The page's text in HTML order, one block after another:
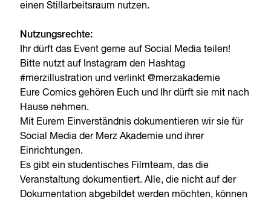
einen Stillarbeitsraum nutzen.
Nutzungsrechte:
Ihr dürft das Event gerne auf Social Media teilen!
Bitte nutzt auf Instagram den Hashtag
#merzillustration und verlinkt @merzakademie
Eure Comics gehören Euch und Ihr dürft sie mit nach
Hause nehmen.
Mit Eurem Einverständnis dokumentieren wir sie für
Social Media der Merz Akademie und ihrer
Einrichtungen.
Es gibt ein studentisches Filmteam, das die
Veranstaltung dokumentiert. Alle, die nicht auf der
Dokumentation abgebildet werden möchten, können